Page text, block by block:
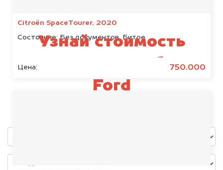
Citroën SpaceTourer, 2020
Состояние:Без документов, Битое
Цена: 750.000
Узнай стоимость
своего автомобиля
Ford